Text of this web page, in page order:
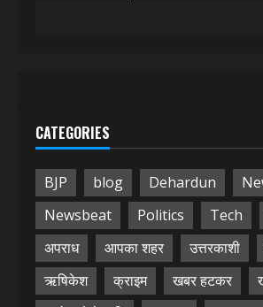
CATEGORIES
BJP blog Dehardun
Newsbeat
Politics Tech
अपराध
आपका शहर उत्तरकाशी
ऋषिकेश
क्राइम खबर हटकर